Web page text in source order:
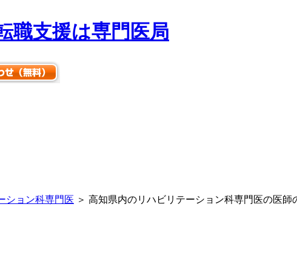
ション科専門医 ＞ 高知県内のリハビリテーション科専門医の医師